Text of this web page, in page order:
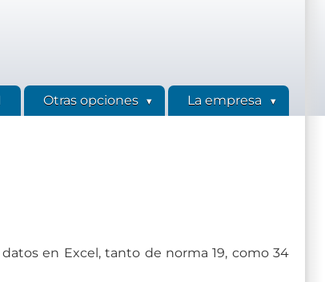
Otras opciones La empresa
en Excel, tanto de norma 19, como 34